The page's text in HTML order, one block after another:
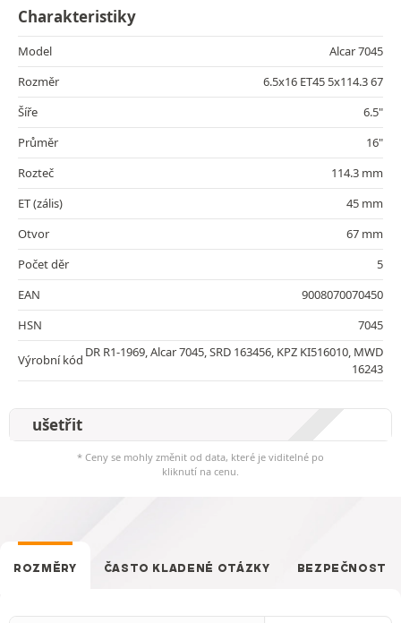
Charakteristiky
Model
Alcar 7045
Rozměr
6.5x16 ET45 5x114.3 67
Šíře
6.5"
Průměr
16"
Rozteč
114.3 mm
ET (zális)
45 mm
Otvor
67 mm
Počet děr
5
EAN
9008070070450
HSN
7045
Výrobní kód
DR R1-1969, Alcar 7045, SRD 163456, KPZ KI516010, MWD
16243
ušetřit
* Ceny se mohly změnit od data, které je viditelné po
kliknutí na cenu.
ROZMĚRY ČASTO KLADENÉ OTÁZKY BEZPEČNOST